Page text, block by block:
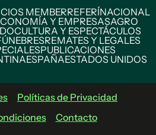
MEMBERREFERÍNACIONAL
Y EMPRESASAGRO
CULTURA Y ESPECTÁCULOS
REMATES Y LEGALES
PUBLICACIONES
ESPAÑAESTADOS UNIDOS
Políticas de Privacidad
Contacto